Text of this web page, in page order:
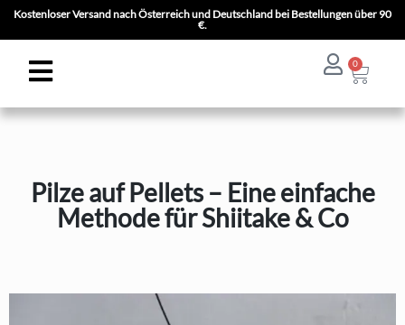
Kostenloser Versand nach Österreich und Deutschland bei Bestellungen über 90
€.
0
Pilze auf Pellets – Eine einfache
Methode für Shiitake & Co